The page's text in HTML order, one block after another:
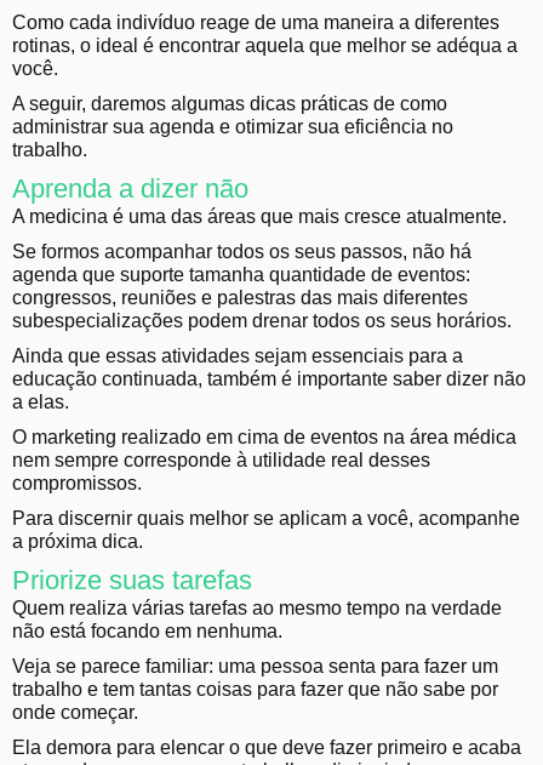
Como cada indivíduo reage de uma maneira a diferentes
rotinas, o ideal é encontrar aquela que melhor se adéqua a
você.
A seguir, daremos algumas dicas práticas de como
administrar sua agenda e otimizar sua eficiência no
trabalho.
Aprenda a dizer não
A medicina é uma das áreas que mais cresce atualmente.
Se formos acompanhar todos os seus passos, não há
agenda que suporte tamanha quantidade de eventos:
congressos, reuniões e palestras das mais diferentes
subespecializações podem drenar todos os seus horários.
Ainda que essas atividades sejam essenciais para a
educação continuada, também é importante saber dizer não
a elas.
O marketing realizado em cima de eventos na área médica
nem sempre corresponde à utilidade real desses
compromissos.
Para discernir quais melhor se aplicam a você, acompanhe
a próxima dica.
Priorize suas tarefas
Quem realiza várias tarefas ao mesmo tempo na verdade
não está focando em nenhuma.
Veja se parece familiar: uma pessoa senta para fazer um
trabalho e tem tantas coisas para fazer que não sabe por
onde começar.
Ela demora para elencar o que deve fazer primeiro e acaba